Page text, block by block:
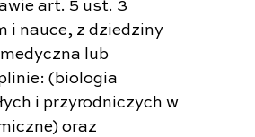
art. 5 ust. 3
i nauce, z dziedziny
lub
(biologia
i przyrodniczych w
oraz